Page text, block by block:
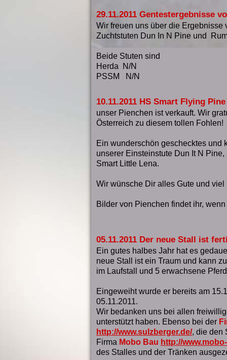
29.11.2011 Gentestergebnisse
Wir freuen uns über die Ergebnisse
Zuchtstuten Dun In N Pine und
Beide Stuten sind
Herda N/N
PSSM N/N
10.11.2011 HS Smart Flying
unser Pienchen ist verkauft. Wir
Österreich zu diesem tollen Fohlen!
Ein wunderschön geschecktes und
unserer Einsteinstute Dun It N
Smart Little Lena.
Wir wünsche Dir alles Gute und
Bilder von Pienchen findet ihr,
05.11.2011 Der neue Stall ist
Ein gutes halbes Jahr hat es
neue Stall ist ein Traum und kann
im Laufstall und 5 erwachsene
Eingeweiht wurde er bereits am
05.11.2011.
Wir bedanken uns bei allen
unterstützt haben. Ebenso bei der
http://www.sulzberger.de/, die den
Firma Mobo Bau http://
des Stalles und der Tränken